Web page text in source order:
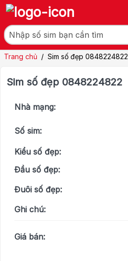
Trang chủ / Sim số đẹp 0848224822
Sim số đẹp 0848224822
Nhà mạng:
Số sim:
Kiểu số đẹp:
Đầu số đẹp:
Đuôi số đẹp:
Ghi chú:
Giá bán: